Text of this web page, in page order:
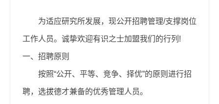
为适应研究所发展，现公开招聘管理/支撑岗位
工作人员。诚挚欢迎有识之士加盟我们的行列 !
一、招聘原则
按照“公开、平等、竞争、择优”的原则进行招
聘，选拔德才兼备的优秀管理人员。